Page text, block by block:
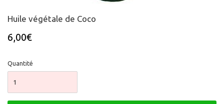
Huile végétale de Coco
6,00€
Quantité